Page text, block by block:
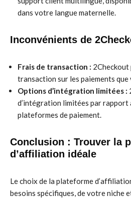
dans votre langue maternelle.
Inconvénients de
Frais de transaction : 2Checkout
transaction sur les paiements que
Options d’intégration limitées :
d’intégration limitées par rapport
plateformes de paiement.
Conclusion : Trouver la
d’affiliation idéale
Le choix de la plateforme
besoins spécifiques, de votre niche